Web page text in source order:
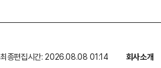
최종편집시간: 2026.08.08 01:14 회사소개